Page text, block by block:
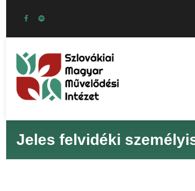
Jeles felvidéki